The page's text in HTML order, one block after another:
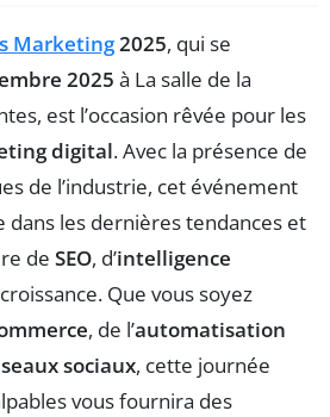
Marketing2025, qui se
2025 à La salle de la
est l’occasion rêvée pour les
digital. Avec la présence de
de l’industrie, cet événement
dans les dernières tendances et
de SEO, d’intelligence
Que vous soyez
, de l’automatisation
sociaux, cette journée
vous fournira des